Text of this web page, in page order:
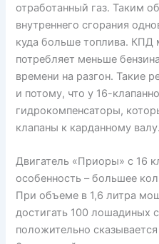
отработанный газ. Таким
внутреннего сгорания
куда больше топлива. КПД
потребляет меньше
времени на разгон. Такие
и потому, что у 16-
гидрокомпенсаторы,
клапаны к карданному валу.
Двигатель «Приоры» с 16
особенность – большее
При объеме в 1,6 литра
достигать 100 лошадиных
положительно